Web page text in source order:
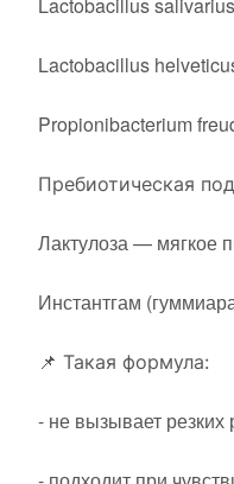
Lactobacillus
Propionibacterium
Пребиотическая
Лактулоза — мягкое
Инстантгам
📌 Такая формула:
- не вызывает резких